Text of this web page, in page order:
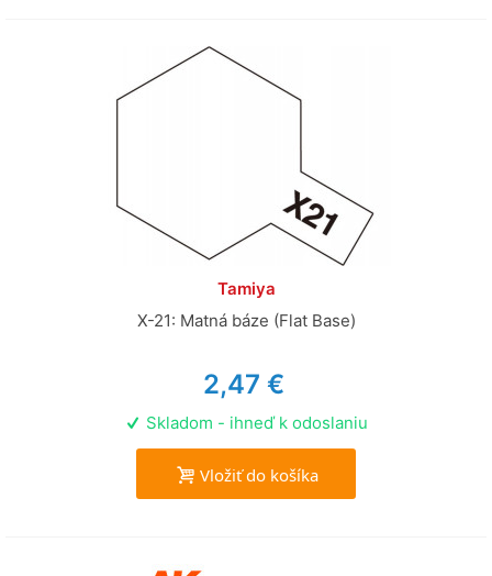
Tamiya
X-21: Matná báze (Flat Base)
2,47 €
Skladom - ihneď k odoslaniu
Vložiť do košíka